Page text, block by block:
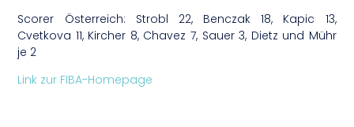
Scorer Österreich: Strobl 22, Benczak 18, Kapic 13,
Cvetkova 11, Kircher 8, Chavez 7, Sauer 3, Dietz und Mühr
je 2
Link zur FIBA-Homepage